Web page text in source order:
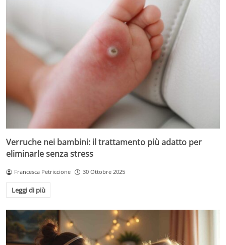
Verruche nei bambini: il trattamento più adatto per
eliminarle senza stress
Francesca Petriccione 30 Ottobre 2025
Leggi di più